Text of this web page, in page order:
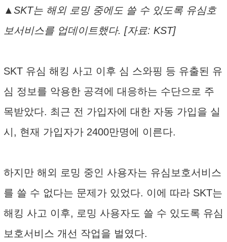
▲SKT는 해외 로밍 중에도 쓸 수 있도록 유심호
보서비스를 업데이트했다. [자료: KST]
SKT 유심 해킹 사고 이후 심 스와핑 등 유출된 유
심 정보를 악용한 공격에 대응하는 수단으로 주
목받았다. 최근 전 가입자에 대한 자동 가입을 실
시, 현재 가입자가 2400만명에 이른다.
하지만 해외 로밍 중인 사용자는 유심보호서비스
를 쓸 수 없다는 문제가 있었다. 이에 따라 SKT는
해킹 사고 이후, 로밍 사용자도 쓸 수 있도록 유심
보호서비스 개선 작업을 벌였다.